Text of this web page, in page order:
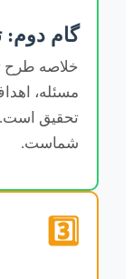
گام دوم:
خلاصه طرح
مسئله،
تحقیق است.
شماست.
3️⃣